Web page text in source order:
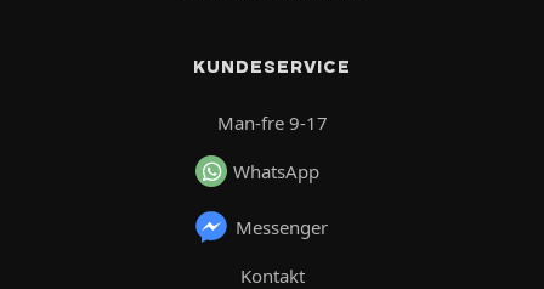
KUNDESERVICE
Man-fre 9-17
WhatsApp
Messenger
Kontakt